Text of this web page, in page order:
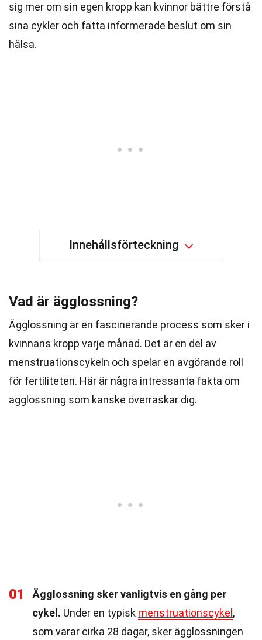
sig mer om sin egen kropp kan kvinnor bättre förstå
sina cykler och fatta informerade beslut om sin
hälsa.
Innehållsförteckning
Vad är ägglossning?
Ägglossning är en fascinerande process som sker i
kvinnans kropp varje månad. Det är en del av
menstruationscykeln och spelar en avgörande roll
för fertiliteten. Här är några intressanta fakta om
ägglossning som kanske överraskar dig.
01
Ägglossning sker vanligtvis en gång per
cykel. Under en typisk menstruationscykel ,
som varar cirka 28 dagar, sker ägglossningen